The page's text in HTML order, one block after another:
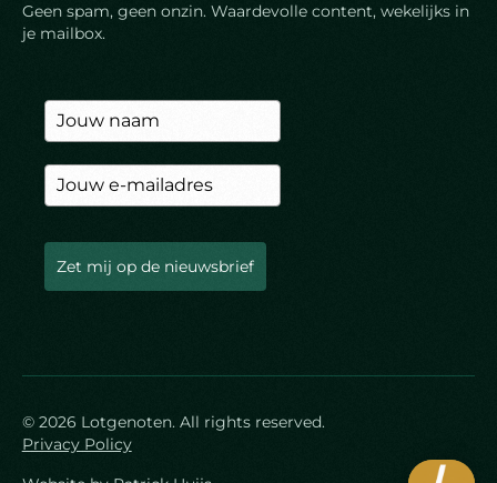
Geen spam, geen onzin. Waardevolle content, wekelijks in
je mailbox.
Zet mij op de nieuwsbrief
© 2026 Lotgenoten. All rights reserved.
Privacy Policy